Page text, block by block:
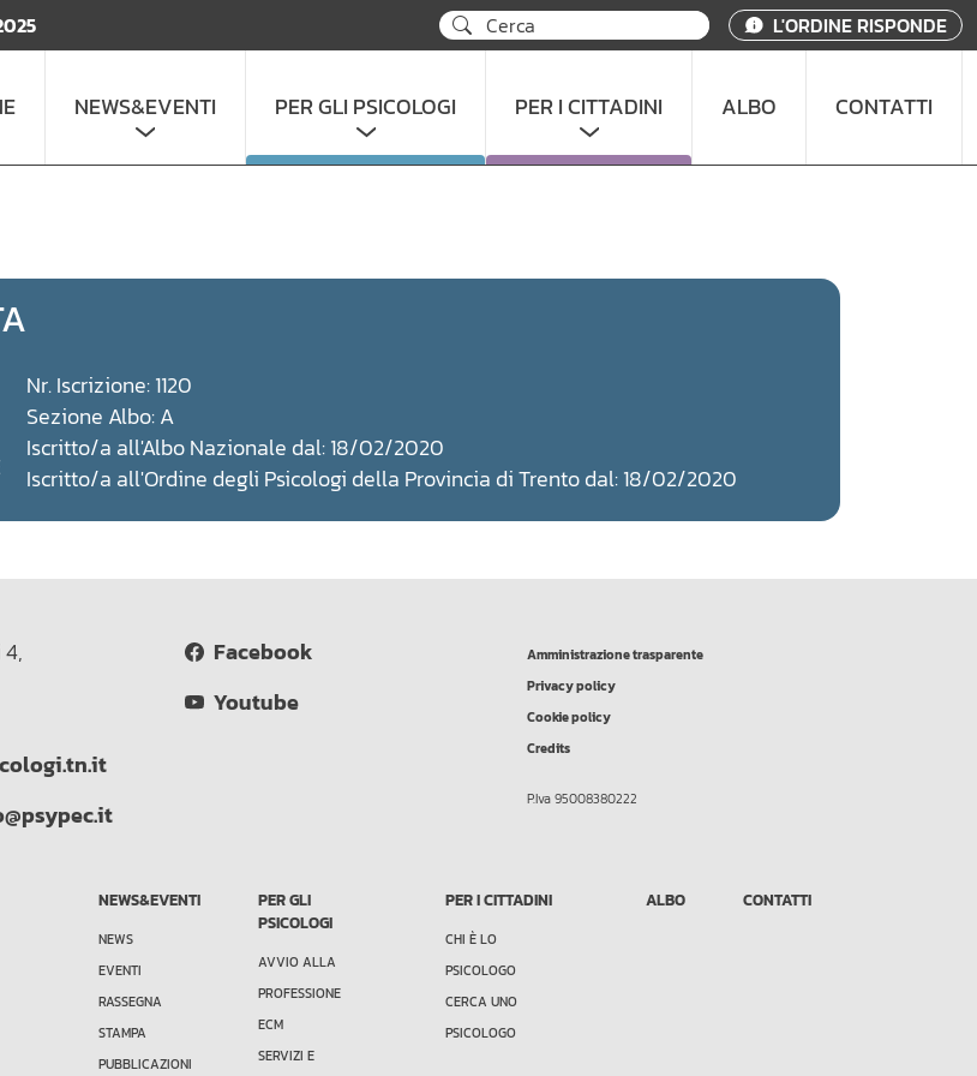
L'ORDINE RISPONDE
NEWS&EVENTI PER GLI PSICOLOGI PER I CITTADINI ALBO CONTATTI
Nr. Iscrizione: 1120
Sezione Albo: A
Iscritto/a all'Albo Nazionale dal: 18/02/2020
Iscritto/a all'Ordine degli Psicologi della Provincia di Trento dal: 18/02/2020
Facebook
Youtube
Amministrazione trasparente
Privacy policy
Cookie policy
Credits
P.Iva 95008380222
NEWS&EVENTI
NEWS
EVENTI
RASSEGNA
STAMPA
PUBBLICAZIONI
PER GLI
PSICOLOGI
AVVIO ALLA
PROFESSIONE
ECM
SERVIZI E
PER I CITTADINI
CHI È LO
PSICOLOGO
CERCA UNO
PSICOLOGO
ALBO CONTATTI